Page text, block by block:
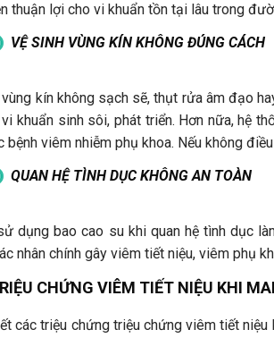
thuận lợi cho vi khuẩn tồn tại lâu trong
VỆ SINH VÙNG KÍN KHÔNG ĐÚNG CÁCH
kín không sạch sẽ, thụt rửa âm đạo
khuẩn sinh sôi, phát triển. Hơn nữa, hệ
bệnh viêm nhiễm phụ khoa. Nếu không
QUAN HỆ TÌNH DỤC KHÔNG AN TOÀN
dụng bao cao su khi quan hệ tình dục
nhân chính gây viêm tiết niệu, viêm phụ
CHỨNG VIÊM TIẾT NIỆU KHI
các triệu chứng triệu chứng viêm tiết